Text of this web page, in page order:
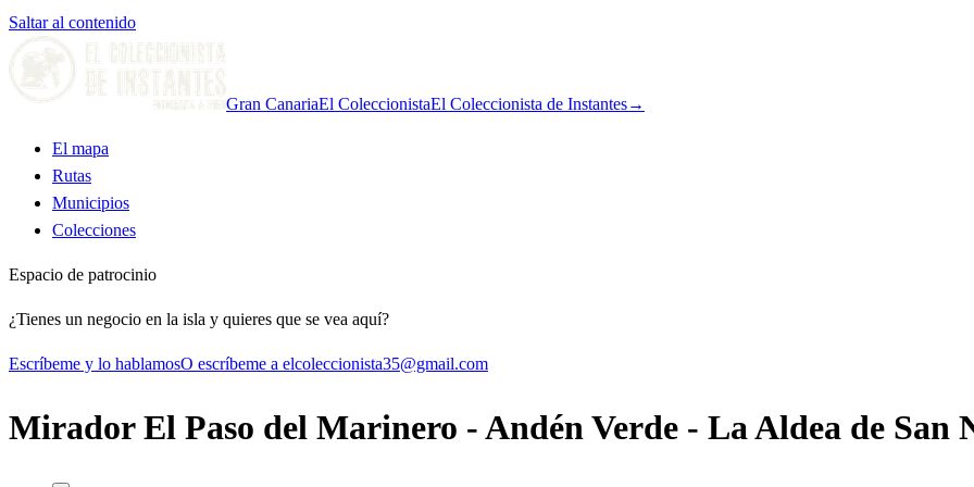
Saltar al contenido
Gran CanariaEl ColeccionistaEl Coleccionista de Instantes→
El mapa
Rutas
Municipios
Colecciones
Espacio de patrocinio
¿Tienes un negocio en la isla y quieres que se vea aquí?
Escríbeme y lo hablamosO escríbeme a elcoleccionista35@gmail.com
Mirador El Paso del Marinero - Andén Verde - La Aldea de San